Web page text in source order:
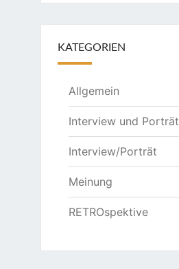
KATEGORIEN
Allgemein
Interview und Porträt
Interview/Porträt
Meinung
RETROspektive